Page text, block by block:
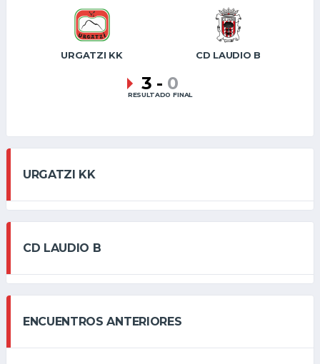
URGATZI KK CD LAUDIO B
3 - 0
RESULTADO FINAL
URGATZI KK
CD LAUDIO B
ENCUENTROS ANTERIORES